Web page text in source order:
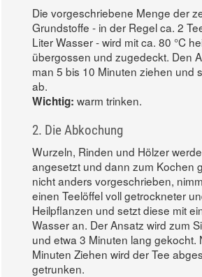
Die vorgeschriebene Menge der
Grundstoffe - in der Regel ca. 2
Liter Wasser - wird mit ca. 80 °C
übergossen und zugedeckt. Den
man 5 bis 10 Minuten ziehen und
ab.
Wichtig: warm trinken.
2. Die Abkochung
Wurzeln, Rinden und Hölzer
angesetzt und dann zum Kochen
nicht anders vorgeschrieben,
einen Teelöffel voll getrockneter
Heilpflanzen und setzt diese mit
Wasser an. Der Ansatz wird zum
und etwa 3 Minuten lang gekocht.
Minuten Ziehen wird der Tee
getrunken.